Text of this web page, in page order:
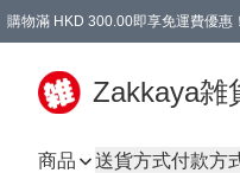
購物滿 HKD 300.00即享免運費優惠
Zakkaya雑
商品 送貨方式付款方